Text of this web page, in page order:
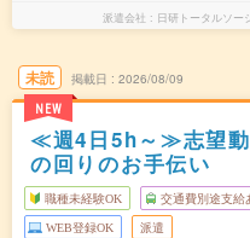
派遣会社 日研トータルソ
未読
NEW
掲載日 2026/08/09
≪週4日5h～≫志望動
の回りのお手伝い
職種未経験OK 交通費別途支給
WEB登録OK 派遣